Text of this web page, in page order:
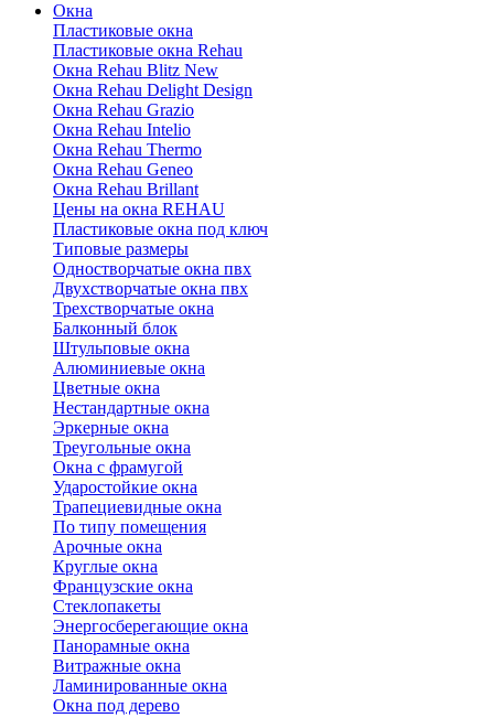
Окна
Пластиковые окна
Пластиковые окна Rehau
Окна Rehau Blitz New
Окна Rehau Delight Design
Окна Rehau Grazio
Окна Rehau Intelio
Окна Rehau Thermo
Окна Rehau Geneo
Окна Rehau Brillant
Цены на окна REHAU
Пластиковые окна под ключ
Типовые размеры
Одностворчатые окна пвх
Двухстворчатые окна пвх
Трехстворчатые окна
Балконный блок
Штульповые окна
Алюминиевые окна
Цветные окна
Нестандартные окна
Эркерные окна
Треугольные окна
Окна с фрамугой
Ударостойкие окна
Трапециевидные окна
По типу помещения
Арочные окна
Круглые окна
Французские окна
Стеклопакеты
Энергосберегающие окна
Панорамные окна
Витражные окна
Ламинированные окна
Окна под дерево